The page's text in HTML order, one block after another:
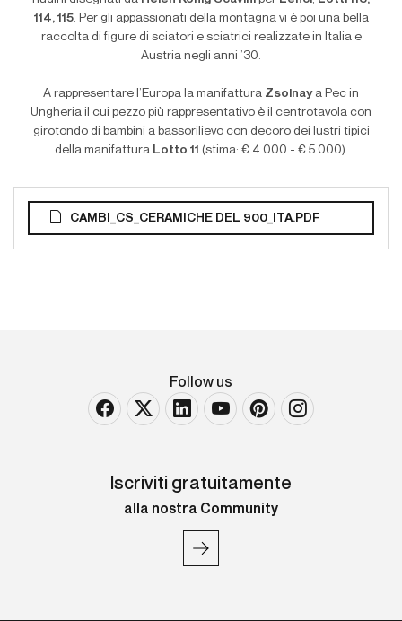
CAMBI_CS_CERAMICHE DEL 900_ITA.PDF
114, 115. Per gli appassionati della montagna vi è poi una bella
raccolta di figure di sciatori e sciatrici realizzate in Italia e
Austria negli anni ’30.
A rappresentare l’Europa la manifattura Zsolnaya Pec in
Ungheria il cui pezzo più rappresentativo è il centrotavola con
girotondo di bambini a bassorilievo con decoro dei lustri tipici
della manifattura Lotto 11 (stima: € 4.000 - € 5.000).
Follow us
Iscriviti gratuitamente
alla nostra Community